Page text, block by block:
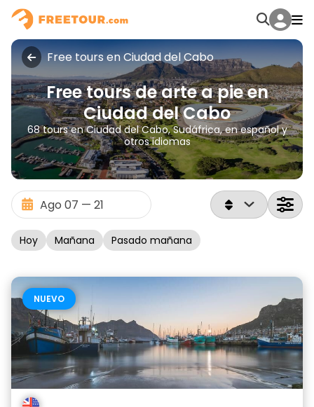
Free tours en Ciudad del Cabo
Free tours de arte a pie en
Ciudad del Cabo
68 tours en Ciudad del Cabo, Sudáfrica, en español y
otros idiomas
Hoy Mañana Pasado mañana
NUEVO